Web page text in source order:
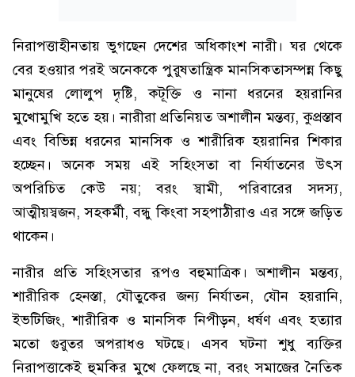
নিরাপত্তাহীনতায় ভুগছেন দেশের অধিকাংশ নারী। ঘর থেকে
বের হওয়ার পরই অনেককে পুরুষতান্ত্রিক মানসিকতাসম্পন্ন কিছু
মানুষের লোলুপ দৃষ্টি, কটূক্তি ও নানা ধরনের হয়রানির
মুখোমুখি হতে হয়। নারীরা প্রতিনিয়ত অশালীন মন্তব্য, কুপ্রস্তাব
এবং বিভিন্ন ধরনের মানসিক ও শারীরিক হয়রানির শিকার
হচ্ছেন। অনেক সময় এই সহিংসতা বা নির্যাতনের উৎস
অপরিচিত কেউ নয়; বরং স্বামী, পরিবারের সদস্য,
আত্মীয়স্বজন, সহকর্মী, বন্ধু কিংবা সহপাঠীরাও এর সঙ্গে জড়িত
থাকেন।
নারীর প্রতি সহিংসতার রূপও বহুমাত্রিক। অশালীন মন্তব্য,
শারীরিক হেনস্তা, যৌতুকের জন্য নির্যাতন, যৌন হয়রানি,
ইভটিজিং, শারীরিক ও মানসিক নিপীড়ন, ধর্ষণ এবং হত্যার
মতো গুরুতর অপরাধও ঘটছে। এসব ঘটনা শুধু ব্যক্তির
নিরাপত্তাকেই হুমকির মুখে ফেলছে না, বরং সমাজের নৈতিক